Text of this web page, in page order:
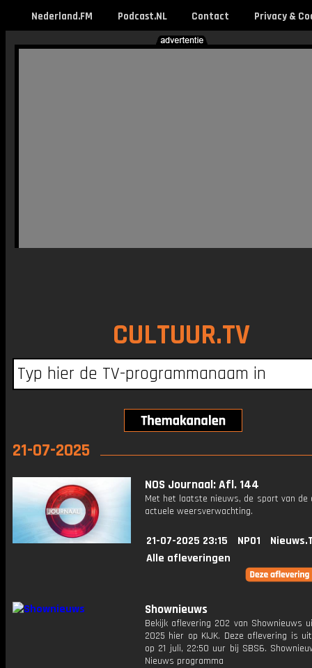
Nederland.FM Podcast.NL Contact Privacy &
CULTUUR.TV
21-07-2025
NOS Journaal: Afl. 144
Met het laatste nieuws, de sport van de
actuele weersverwachting.
21-07-2025 23:15 NPO1
Alle afleveringen
Shownieuws
Bekijk aflevering 202 van Shownieuws
2025 hier op KIJK. Deze aflevering is
op 21 juli, 22:50 uur bij SBS6.
Nieuws programma